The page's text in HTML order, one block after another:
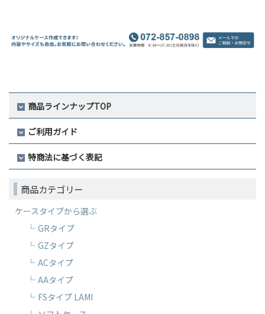
商品ラインナップTOP
ご利用ガイド
特商法に基づく表記
商品カテゴリー
ケースタイプから選ぶ
GRタイプ
GZタイプ
ACタイプ
AAタイプ
FSタイプ LAMI